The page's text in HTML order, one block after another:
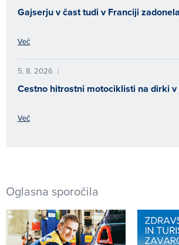
Gajserju v čast tudi v Franciji
Več
5. 8. 2026 |
Cestno hitrostni motociklisti na dirki v
Več
Oglasna sporočila